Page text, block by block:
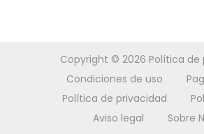
Copyright © 2026 Política de
Condiciones de uso
Política de privacidad
Aviso legal
Sobre